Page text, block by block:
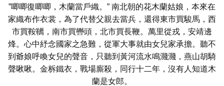
”唧唧復唧唧，木蘭當戶織。” 南北朝的花木蘭姑娘，本來在
家織布作衣裳，為了代替父親去當兵，還得東市買駿馬，西
市買鞍韉，南市買轡頭，北市買長鞭。萬里從戎，安靖邊
烽。心中紓念國家之急難，從軍大事就由女兒家承擔。聽不
到爺娘呼喚女兒的聲音，只聽到黃河流水鳴濺濺，燕山胡騎
聲啾啾。金柝鐵衣，戰場廝殺，同行十二年，沒有人知道木
蘭是女郎。